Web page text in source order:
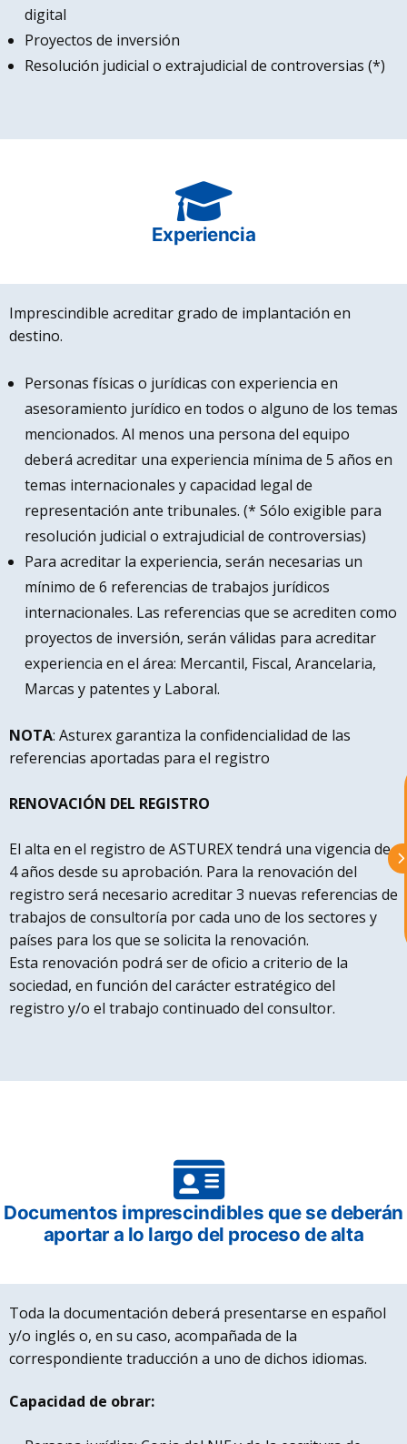
digital
Proyectos de inversión
Resolución judicial o extrajudicial de controversias (*)
Experiencia
Imprescindible acreditar grado de implantación en
destino.
Personas físicas o jurídicas con experiencia en
asesoramiento jurídico en todos o alguno de los temas
mencionados. Al menos una persona del equipo
deberá acreditar una experiencia mínima de 5 años en
temas internacionales y capacidad legal de
representación ante tribunales. (* Sólo exigible para
resolución judicial o extrajudicial de controversias)
Para acreditar la experiencia, serán necesarias un
mínimo de 6 referencias de trabajos jurídicos
internacionales. Las referencias que se acrediten como
proyectos de inversión, serán válidas para acreditar
experiencia en el área: Mercantil, Fiscal, Arancelaria,
Marcas y patentes y Laboral.
NOTA: Asturex garantiza la confidencialidad de las
referencias aportadas para el registro
RENOVACIÓN DEL REGISTRO
El alta en el registro de ASTUREX tendrá una vigencia de
4 años desde su aprobación. Para la renovación del
registro será necesario acreditar 3 nuevas referencias de
trabajos de consultoría por cada uno de los sectores y
países para los que se solicita la renovación.
Esta renovación podrá ser de oficio a criterio de la
sociedad, en función del carácter estratégico del
registro y/o el trabajo continuado del consultor.
Documentos imprescindibles que se deberán
aportar a lo largo del proceso de alta
Toda la documentación deberá presentarse en español
y/o inglés o, en su caso, acompañada de la
correspondiente traducción a uno de dichos idiomas.
Capacidad de obrar:
astu
exportar importa
¡Hola, soy Astu
Estoy aquí para
tu empresa e informarte sobre los
eventos y actividades que lleva a cabo
Asturex.
Al continuar con la Conversación,
aceptas nuestrapolítica de privacidad
¿En que te puedo ayudar hoy?